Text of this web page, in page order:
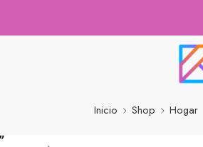
Inicio Shop Hogar